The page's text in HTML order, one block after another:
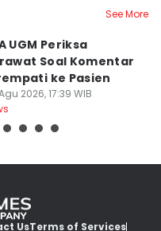
See More
UGM Periksa
Soal Komentar
ke Pasien
2026, 17:39 WIB
UsTerms of Services